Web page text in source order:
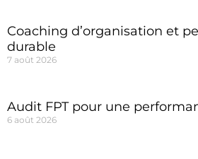
Coaching d’organisation et
durable
7 août 2026
Audit FPT pour une
6 août 2026